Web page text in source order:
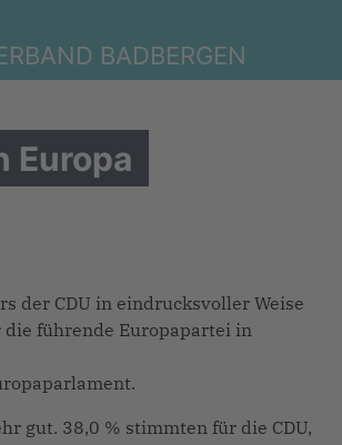
BADBERGEN
Europa
der CDU in eindrucksvoller Weise
führende Europapartei in
gut. 38,0 % stimmten für die CDU,